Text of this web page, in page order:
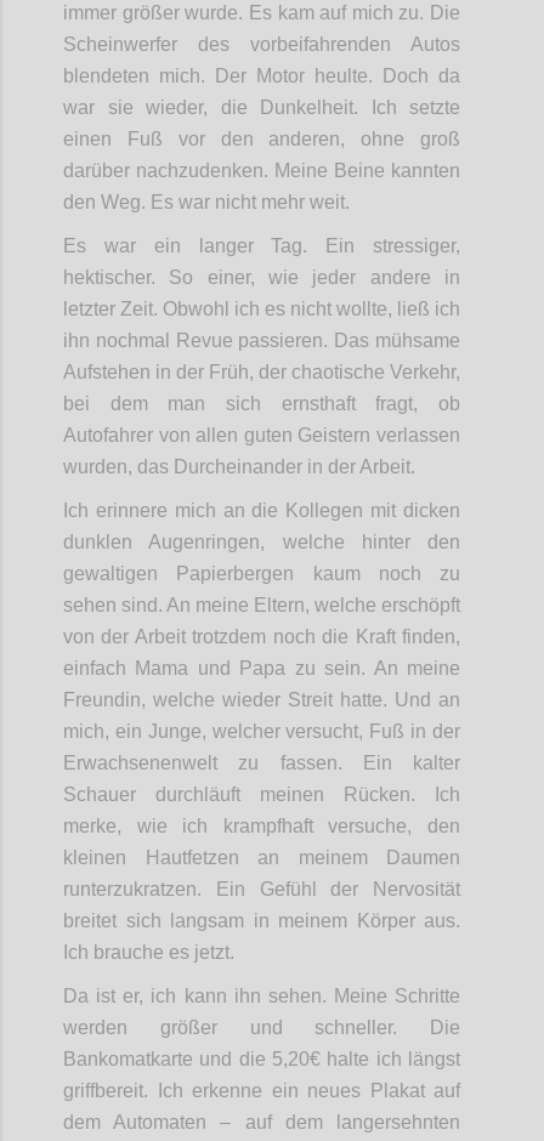
immer größer wurde. Es kam auf mich zu. Die
Scheinwerfer des vorbeifahrenden Autos
blendeten mich. Der Motor heulte. Doch da
war sie wieder, die Dunkelheit. Ich setzte
einen Fuß vor den anderen, ohne groß
darüber nachzudenken. Meine Beine kannten
den Weg. Es war nicht mehr weit.
Es war ein langer Tag. Ein stressiger,
hektischer. So einer, wie jeder andere in
letzter Zeit. Obwohl ich es nicht wollte, ließ ich
ihn nochmal Revue passieren. Das mühsame
Aufstehen in der Früh, der chaotische Verkehr,
bei dem man sich ernsthaft fragt, ob
Autofahrer von allen guten Geistern verlassen
wurden, das Durcheinander in der Arbeit.
Ich erinnere mich an die Kollegen mit dicken
dunklen Augenringen, welche hinter den
gewaltigen Papierbergen kaum noch zu
sehen sind. An meine Eltern, welche erschöpft
von der Arbeit trotzdem noch die Kraft finden,
einfach Mama und Papa zu sein. An meine
Freundin, welche wieder Streit hatte. Und an
mich, ein Junge, welcher versucht, Fuß in der
Erwachsenenwelt zu fassen. Ein kalter
Schauer durchläuft meinen Rücken. Ich
merke, wie ich krampfhaft versuche, den
kleinen Hautfetzen an meinem Daumen
runterzukratzen. Ein Gefühl der Nervosität
breitet sich langsam in meinem Körper aus.
Ich brauche es jetzt.
Da ist er, ich kann ihn sehen. Meine Schritte
werden größer und schneller. Die
Bankomatkarte und die 5,20€ halte ich längst
griffbereit. Ich erkenne ein neues Plakat auf
dem Automaten – auf dem langersehnten